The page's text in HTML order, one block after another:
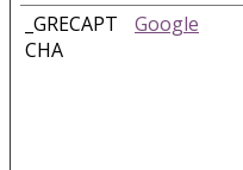
_GRECAPT
CHA
Google